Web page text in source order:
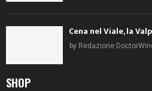
Cena nel Viale, la
by Redazione
SHOP